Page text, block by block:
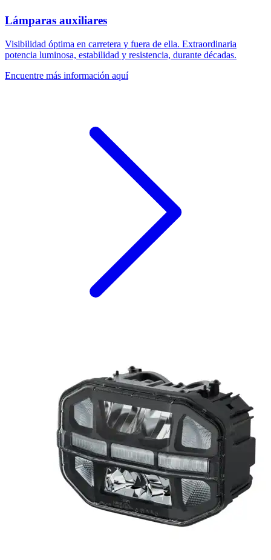
Lámparas auxiliares
Visibilidad óptima en carretera y fuera de ella. Extraordinaria
potencia luminosa, estabilidad y resistencia, durante décadas.
Encuentre más información aquí